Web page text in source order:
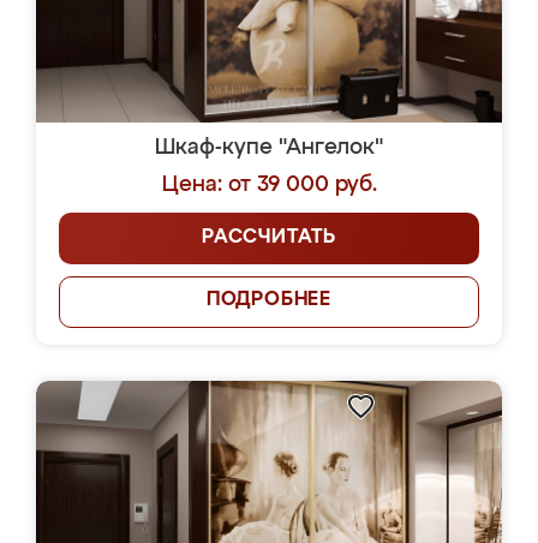
Шкаф-купе "Ангелок"
Цена: от 39 000 руб.
РАССЧИТАТЬ
ПОДРОБНЕЕ